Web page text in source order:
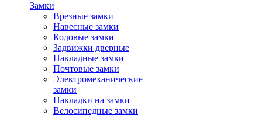
Замки
Врезные замки
Навесные замки
Кодовые замки
Задвижки дверные
Накладные замки
Почтовые замки
Электромеханические
замки
Накладки на замки
Велосипедные замки